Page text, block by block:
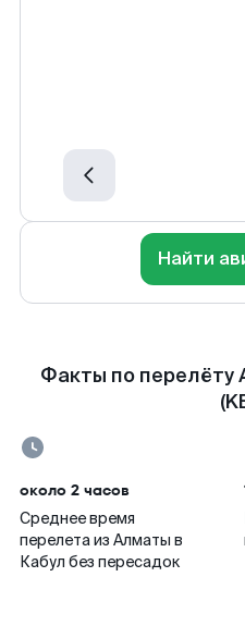
Найти
Факты по перелёту
около 2 часов
Среднее время
перелета из Алматы в
Кабул без пересадок